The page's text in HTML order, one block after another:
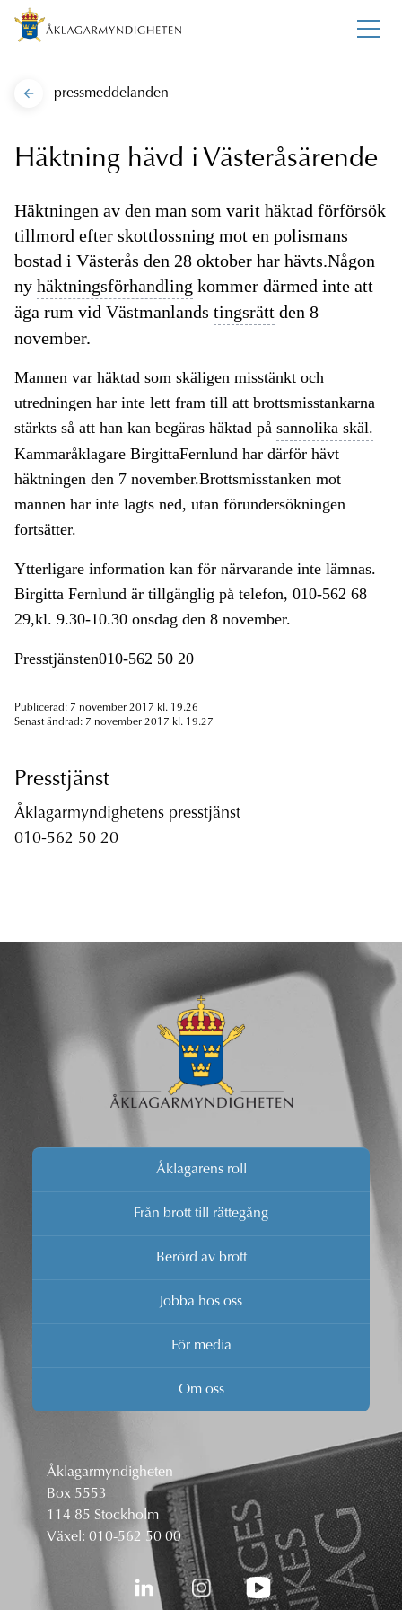
pressmeddelanden
Häktning hävd i Västeråsärende
Häktningen av den man som varit häktad förförsök
tillmord efter skottlossning mot en polismans
bostad i Västerås den 28 oktober har hävts.Någon
ny häktningsförhandling kommer därmed inte att
äga rum vid Västmanlands tingsrätt den 8
november.
Mannen var häktad som skäligen misstänkt och
utredningen har inte lett fram till att brottsmisstankarna
stärkts så att han kan begäras häktad på sannolika skäl.
Kammaråklagare BirgittaFernlund har därför hävt
häktningen den 7 november.Brottsmisstanken mot
mannen har inte lagts ned, utan förundersökningen
fortsätter.
Ytterligare information kan för närvarande inte lämnas.
Birgitta Fernlund är tillgänglig på telefon, 010-562 68
29,kl. 9.30-10.30 onsdag den 8 november.
Presstjänsten010-562 50 20
Publicerad: 7 november 2017 kl. 19.26
Senast ändrad: 7 november 2017 kl. 19.27
Presstjänst
Åklagarmyndighetens presstjänst
010-562 50 20
Åklagarens roll
Från brott till rättegång
Berörd av brott
Jobba hos oss
För media
Om oss
Åklagarmyndigheten
Box 5553
114 85 Stockholm
Växel: 010-562 50 00